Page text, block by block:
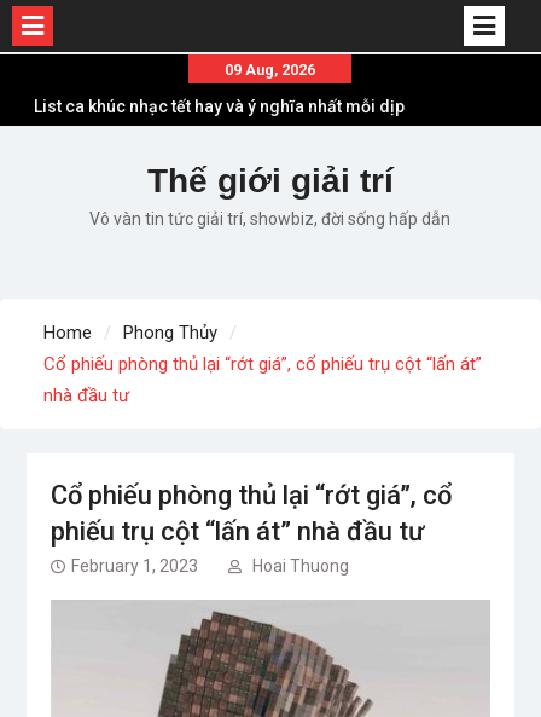
content
09 Aug, 2026
List ca khúc nhạc tết hay và ý nghĩa nhất mỗi dịp
Em ơi lên phố – Minh Vương: Màn comeback
“ngoạn mục” với triệu view
Những ca khúc nhạc xuân “sặc mùi” quảng cáo
Lời bài hát Chúng Ta của Hiện Tại – Sơn Tùng M-
TP – Full lyrics bản chuẩn
Thế giới giải trí
Vô vàn tin tức giải trí, showbiz, đời sống hấp dẫn
Home
Phong Thủy
Cổ phiếu phòng thủ lại “rớt giá”, cổ phiếu trụ cột “lấn át”
nhà đầu tư
Cổ phiếu phòng thủ lại “rớt giá”, cổ
phiếu trụ cột “lấn át” nhà đầu tư
February 1, 2023 Hoai Thuong